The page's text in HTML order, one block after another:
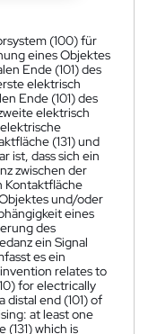
(100) für
eines Objektes
Ende (101) des
elektrisch
Ende (101) des
elektrisch
(131) und
ist, dass sich ein
zwischen der
Kontaktfläche
und/oder
eines
des
ein Signal
es ein
relates to
for electrically
end (101) of
at least one
which is